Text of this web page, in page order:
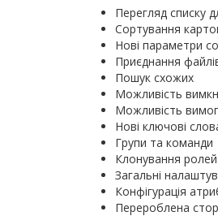
Перегляд списку
Сортування
Нові параметри
Приєднання
Пошук схожих
Можливість
Можливість
Нові ключові
Групи та команди
Клонування ролей
Загальні
Конфігурація
Перероблена